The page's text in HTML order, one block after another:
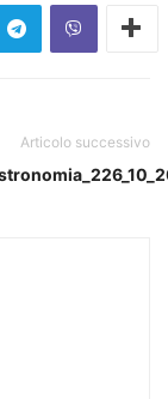
Articolo successivo